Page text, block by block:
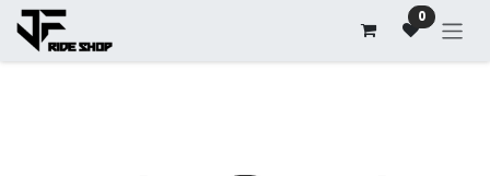
Se rendre au contenu 0